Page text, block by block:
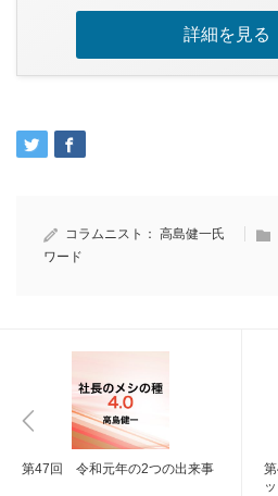
詳細を見る
コラムニスト： 高島健一氏
ワード
第47回 令和元年の2つの出来事